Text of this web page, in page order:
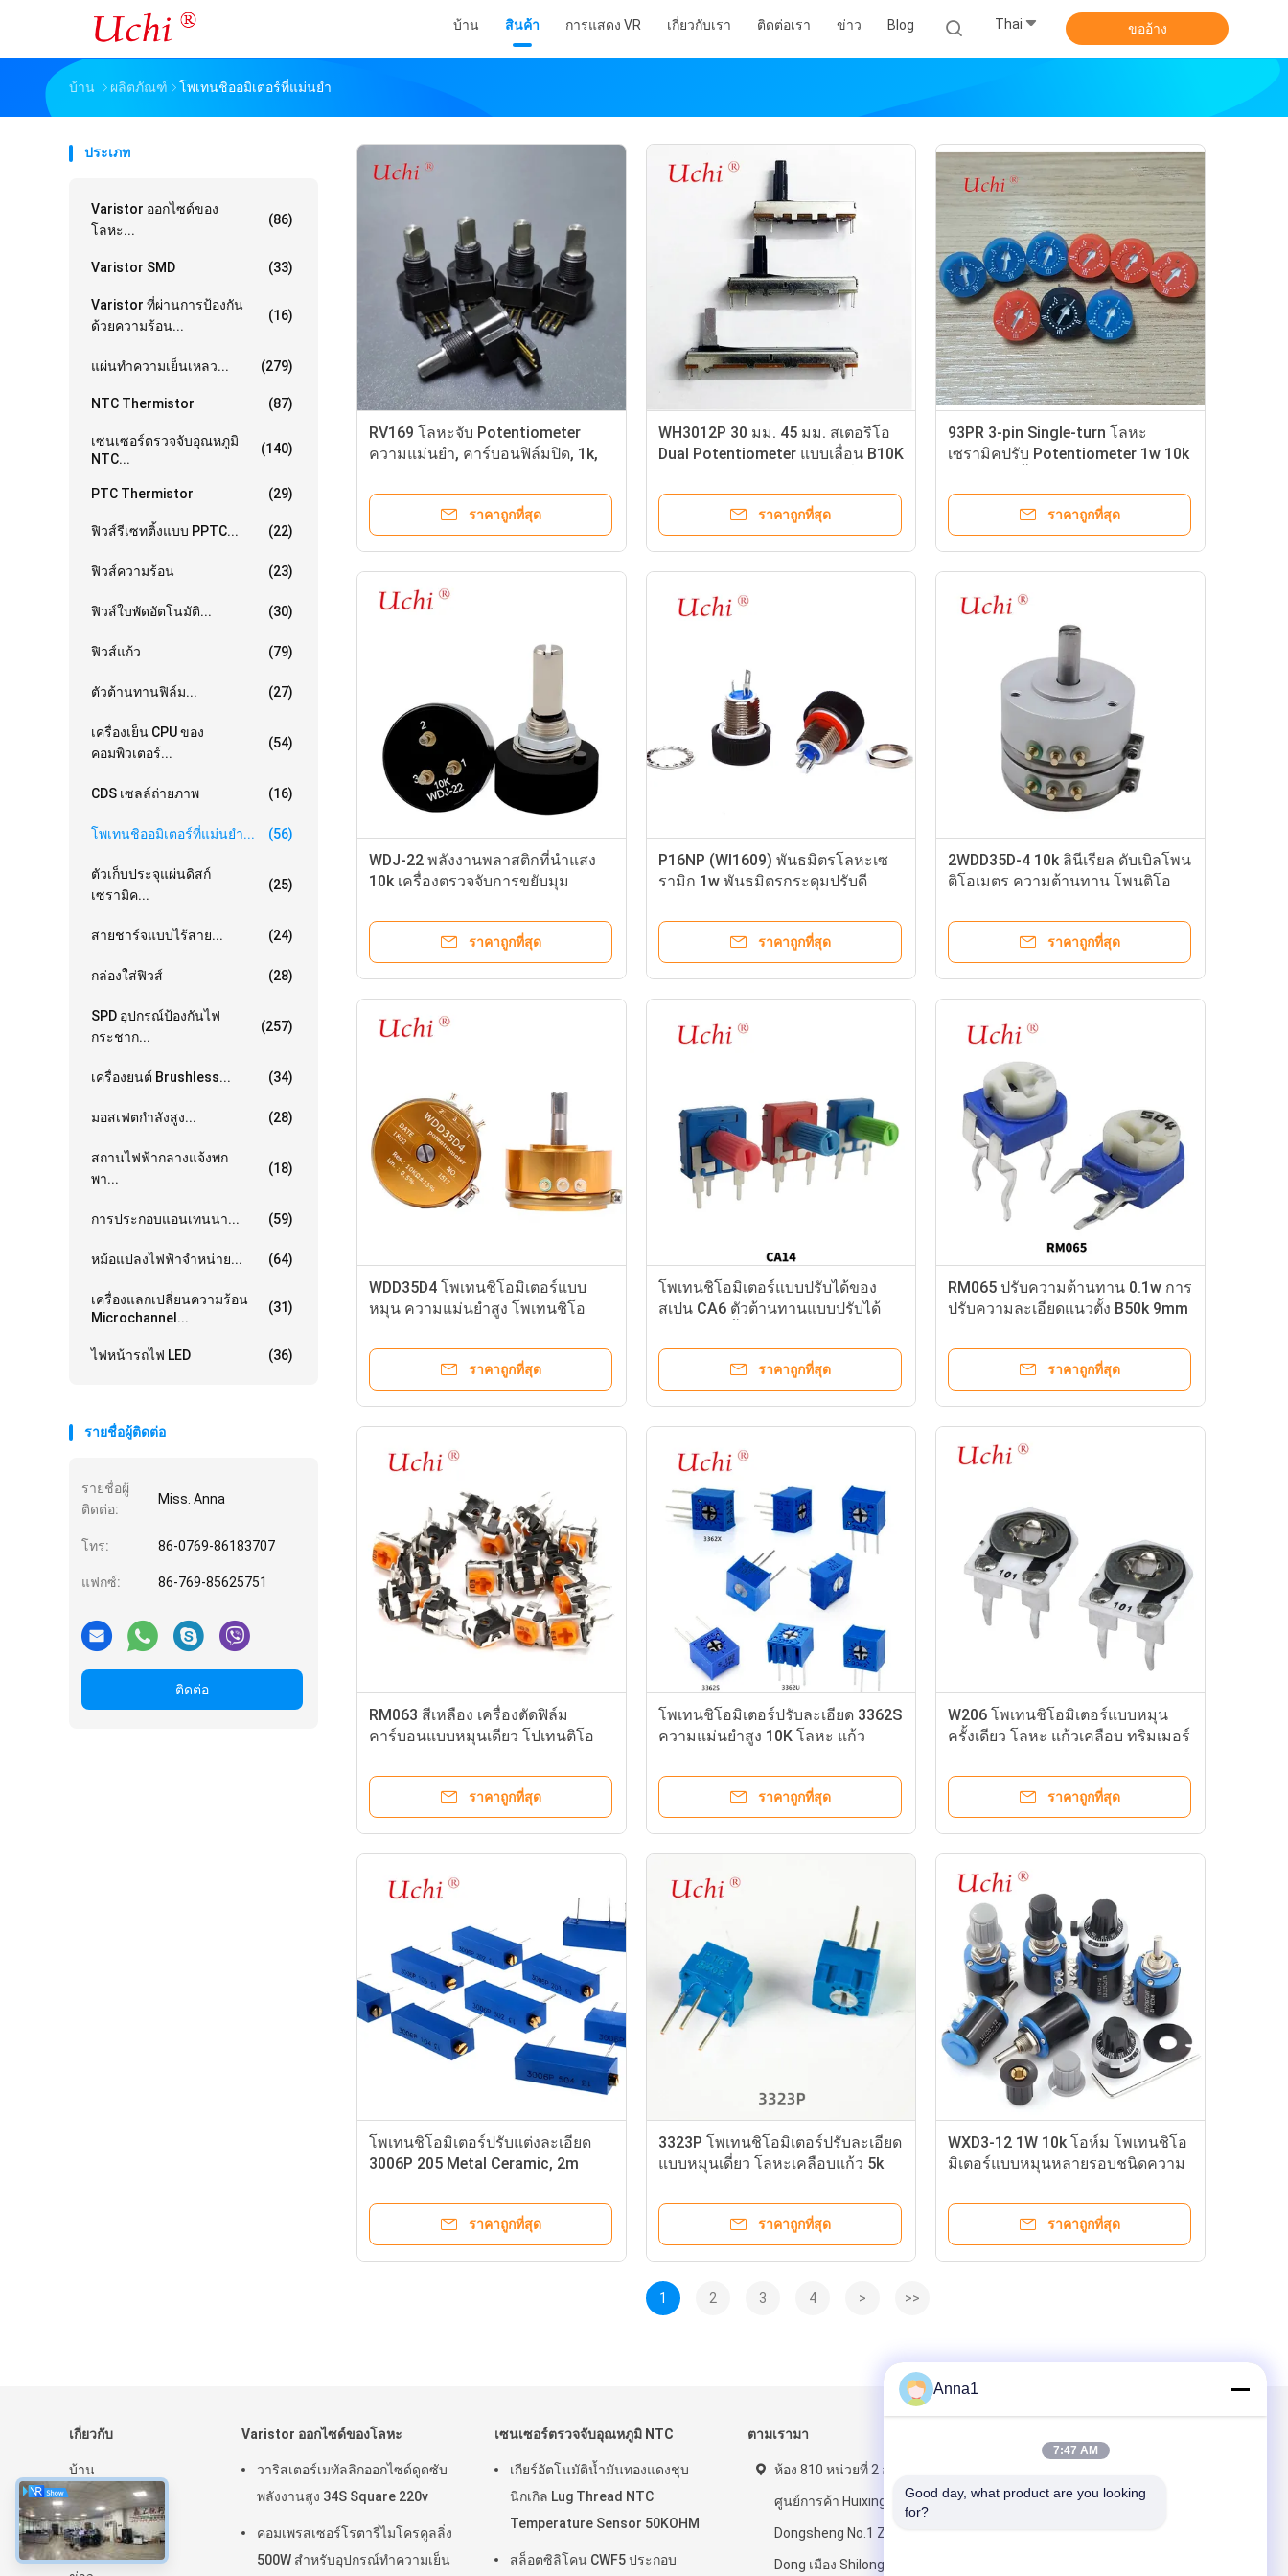
บ้าน สินค้า การแสดง VR เกี่ยวกับเรา ติดต่อเรา ข่าว Blog Thai ขออ้าง
บ้าน ผลิตภัณฑ์ โพเทนชิออมิเตอร์ที่แม่นยำ
ประเภท
Varistor ออกไซด์ของ
โลหะ...
(86)
Varistor SMD (33)
Varistor ที่ผ่านการป้องกัน
ด้วยความร้อน...
(16)
แผ่นทำความเย็นเหลว... (279)
NTC Thermistor (87)
เซนเซอร์ตรวจจับอุณหภูมิ
NTC...
(140)
PTC Thermistor (29)
ฟิวส์รีเซทติ้งแบบ PPTC... (22)
ฟิวส์ความร้อน (23)
ฟิวส์ใบพัดอัตโนมัติ... (30)
ฟิวส์แก้ว (79)
ตัวต้านทานฟิล์ม... (27)
เครื่องเย็น CPU ของ
คอมพิวเตอร์...
(54)
CDS เซลล์ถ่ายภาพ (16)
โพเทนชิออมิเตอร์ที่แม่นยำ... (56)
ตัวเก็บประจุแผ่นดิสก์
เซรามิค...
(25)
สายชาร์จแบบไร้สาย... (24)
กล่องใส่ฟิวส์ (28)
SPD อุปกรณ์ป้องกันไฟ
กระชาก...
(257)
เครื่องยนต์ Brushless... (34)
มอสเฟตกำลังสูง... (28)
สถานไฟฟ้ากลางแจ้งพก
พา...
(18)
การประกอบแอนเทนนา... (59)
หม้อแปลงไฟฟ้าจำหน่าย... (64)
เครื่องแลกเปลี่ยนความร้อน
Microchannel...
(31)
ไฟหน้ารถไฟ LED (36)
รายชื่อผู้ติดต่อ
รายชื่อผู้
ติดต่อ:
Miss. Anna
โทร: 86-0769-86183707
แฟกซ์: 86-769-85625751
ติดต่อ
RV169 โลหะจับ Potentiometer
ความแม่นยํา, คาร์บอนฟิล์มปิด, 1k,
ราคาถูกที่สุด
WH3012P 30 มม. 45 มม. สเตอริโอ
Dual Potentiometer แบบเลื่อน B10K
ราคาถูกที่สุด
93PR 3-pin Single-turn โลหะ
เซรามิคปรับ Potentiometer 1w 10k
ราคาถูกที่สุด
WDJ-22 พลังงานพลาสติกที่นําแสง
10k เครื่องตรวจจับการขยับมุม
ราคาถูกที่สุด
P16NP (WI1609) พันธมิตรโลหะเซ
รามิก 1w พันธมิตรกระดุมปรับดี
ราคาถูกที่สุด
2WDD35D-4 10k ลินีเรียล ดับเบิลโพน
ติโอเมตร ความต้านทาน โพนติโอ
ราคาถูกที่สุด
WDD35D4 โพเทนชิโอมิเตอร์แบบ
หมุน ความแม่นยำสูง โพเทนชิโอ
ราคาถูกที่สุด
โพเทนชิโอมิเตอร์แบบปรับได้ของ
สเปน CA6 ตัวต้านทานแบบปรับได้
ปรับแต่งฟิล์มคาร์บอน
ราคาถูกที่สุด
RM065 ปรับความต้านทาน 0.1w การ
ปรับความละเอียดแนวตั้ง B50k 9mm
ราคาถูกที่สุด
RM063 สีเหลือง เครื่องตัดฟิล์ม
คาร์บอนแบบหมุนเดียว โปเทนติโอ
ราคาถูกที่สุด
โพเทนชิโอมิเตอร์ปรับละเอียด 3362S
ความแม่นยำสูง 10K โลหะ แก้ว
ราคาถูกที่สุด
W206 โพเทนชิโอมิเตอร์แบบหมุน
ครั้งเดียว โลหะ แก้วเคลือบ ทริมเมอร์
โพเทนชิโอมิเตอร์
ราคาถูกที่สุด
โพเทนชิโอมิเตอร์ปรับแต่งละเอียด
3006P 205 Metal Ceramic, 2m
ปรับได้แบบหลายรอบความแม่นยำสูง
ราคาถูกที่สุด
3323P โพเทนชิโอมิเตอร์ปรับละเอียด
แบบหมุนเดี่ยว โลหะเคลือบแก้ว 5k
ราคาถูกที่สุด
WXD3-12 1W 10k โอห์ม โพเทนชิโอ
มิเตอร์แบบหมุนหลายรอบชนิดความ
ราคาถูกที่สุด
1 2 3 4 > >>
เกี่ยวกับ
บ้าน
สินค้า
การแสดง VR
เกี่ยวกับเรา
Varistor ออกไซด์ของโลหะ
วาริสเตอร์เมทัลลิกออกไซด์ดูดซับ
พลังงานสูง 34S Square 220v
คอมเพรสเซอร์โรตารี่ไมโครคูลลิ่ง
500W สำหรับอุปกรณ์ทำความเย็น
เซนเซอร์ตรวจจับอุณหภูมิ NTC
เกียร์อัตโนมัติน้ำมันทองแดงชุบ
นิกเกิล Lug Thread NTC
Temperature Sensor 50KOHM
สล็อตซิลิโคน CWF5 ประกอบ
ตามเรามา
ห้อง 810 หน่วยที่ 2 อาคาร 5
ศูนย์การค้า Huixing ถนน
Dongsheng No.1 Zhongshan
Dong เมือง Shilong ตงกวน
Anna1
7:47 AM
Good day, what product are you looking
for?